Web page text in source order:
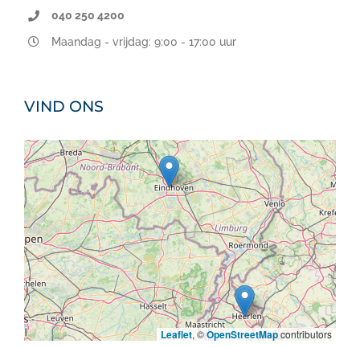
040 250 4200
Maandag - vrijdag: 9:00 - 17:00 uur
VIND ONS
Leaflet, ©OpenStreetMapcontributors